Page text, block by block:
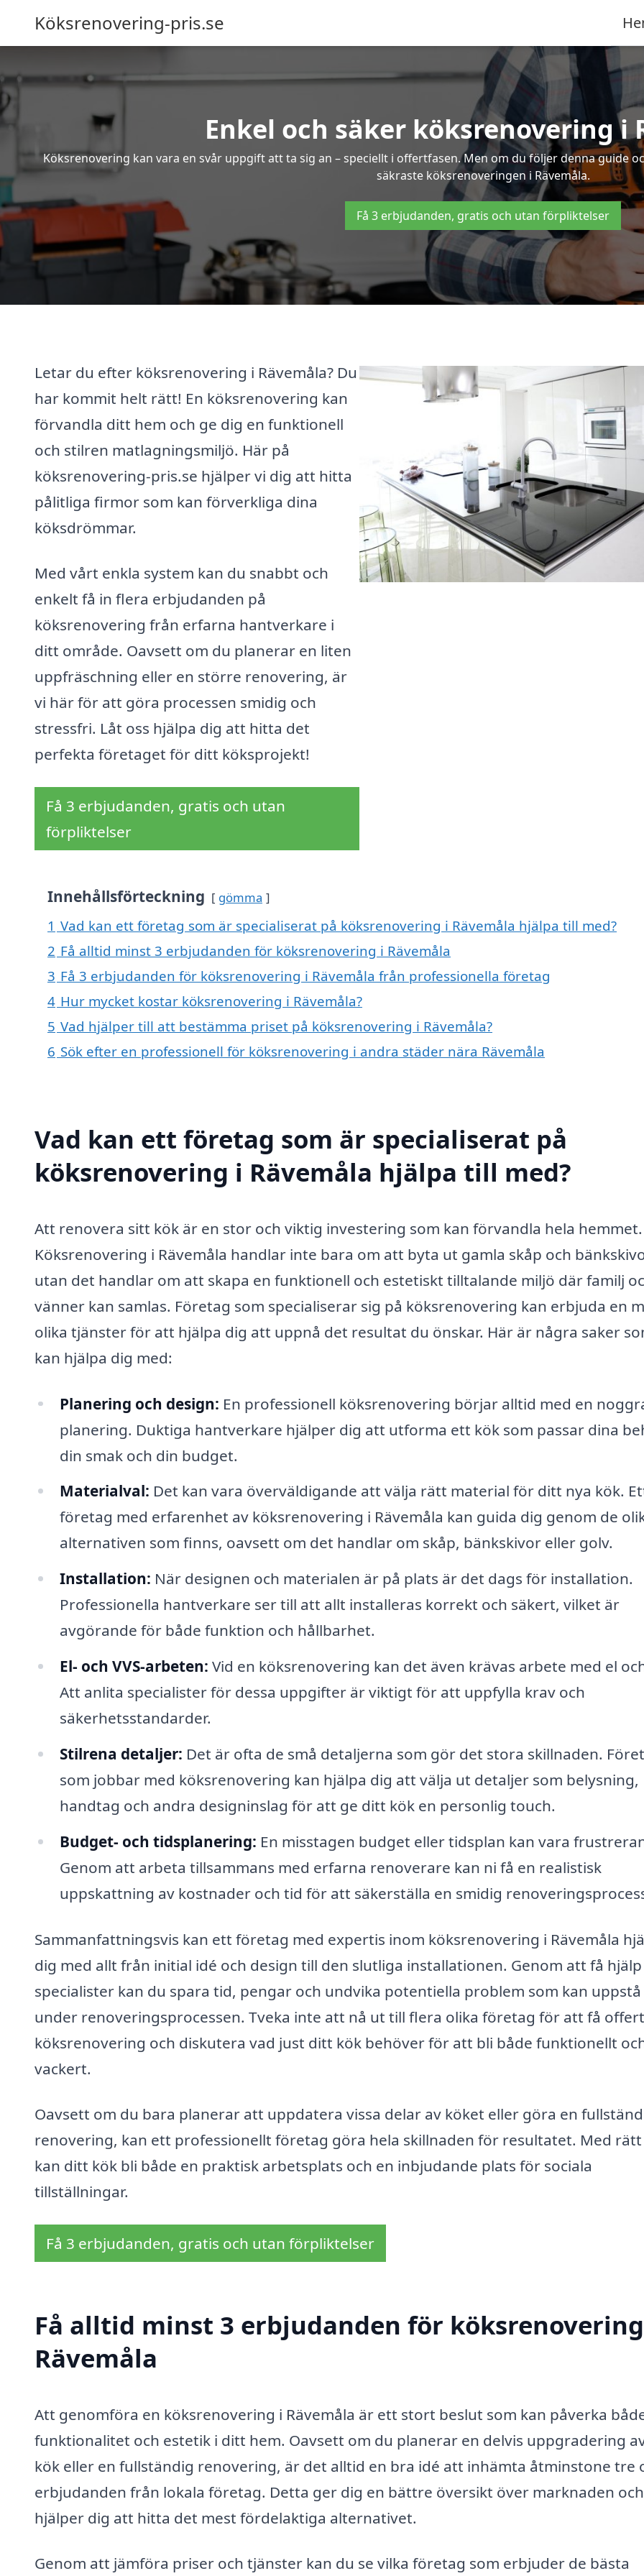
Köksrenovering-pris.se
Enkel och säker köksrenovering i
Köksrenovering kan vara en svår uppgift att ta sig an – speciellt i offertfasen. Men om du följer denna guide
säkraste köksrenoveringen i Rävemåla.
Få 3 erbjudanden, gratis och utan förpliktelser
Letar du efter köksrenovering i Rävemåla? Du
har kommit helt rätt! En köksrenovering kan
förvandla ditt hem och ge dig en funktionell
och stilren matlagningsmiljö. Här på
köksrenovering-pris.se hjälper vi dig att hitta
pålitliga firmor som kan förverkliga dina
köksdrömmar.
Med vårt enkla system kan du snabbt och
enkelt få in flera erbjudanden på
köksrenovering från erfarna hantverkare i
ditt område. Oavsett om du planerar en liten
uppfräschning eller en större renovering, är
vi här för att göra processen smidig och
stressfri. Låt oss hjälpa dig att hitta det
perfekta företaget för ditt köksprojekt!
Få 3 erbjudanden, gratis och utan
förpliktelser
Innehållsförteckning gömma
1 Vad kan ett företag som är specialiserat på köksrenovering i Rävemåla hjälpa till med?
2 Få alltid minst 3 erbjudanden för köksrenovering i Rävemåla
3 Få 3 erbjudanden för köksrenovering i Rävemåla från professionella företag
4 Hur mycket kostar köksrenovering i Rävemåla?
5 Vad hjälper till att bestämma priset på köksrenovering i Rävemåla?
6 Sök efter en professionell för köksrenovering i andra städer nära Rävemåla
Vad kan ett företag som är specialiserat på
köksrenovering i Rävemåla hjälpa till med?
Att renovera sitt kök är en stor och viktig investering som kan förvandla hela hemmet.
Köksrenovering i Rävemåla handlar inte bara om att byta ut gamla skåp och
utan det handlar om att skapa en funktionell och estetiskt tilltalande miljö där familj
vänner kan samlas. Företag som specialiserar sig på köksrenovering kan erbjuda en
olika tjänster för att hjälpa dig att uppnå det resultat du önskar. Här är några saker
kan hjälpa dig med:
Planering och design: En professionell köksrenovering börjar alltid med en
planering. Duktiga hantverkare hjälper dig att utforma ett kök som passar dina
din smak och din budget.
Materialval: Det kan vara överväldigande att välja rätt material för ditt nya kök.
företag med erfarenhet av köksrenovering i Rävemåla kan guida dig genom de
alternativen som finns, oavsett om det handlar om skåp, bänkskivor eller golv.
Installation: När designen och materialen är på plats är det dags för installation.
Professionella hantverkare ser till att allt installeras korrekt och säkert, vilket är
avgörande för både funktion och hållbarhet.
El- och VVS-arbeten: Vid en köksrenovering kan det även krävas arbete med el och
Att anlita specialister för dessa uppgifter är viktigt för att uppfylla krav och
säkerhetsstandarder.
Stilrena detaljer: Det är ofta de små detaljerna som gör det stora skillnaden.
som jobbar med köksrenovering kan hjälpa dig att välja ut detaljer som belysning,
handtag och andra designinslag för att ge ditt kök en personlig touch.
Budget- och tidsplanering: En misstagen budget eller tidsplan kan vara
Genom att arbeta tillsammans med erfarna renoverare kan ni få en realistisk
uppskattning av kostnader och tid för att säkerställa en smidig
Sammanfattningsvis kan ett företag med expertis inom köksrenovering i Rävemåla
dig med allt från initial idé och design till den slutliga installationen. Genom att få
specialister kan du spara tid, pengar och undvika potentiella problem som kan uppstå
under renoveringsprocessen. Tveka inte att nå ut till flera olika företag för att få
köksrenovering och diskutera vad just ditt kök behöver för att bli både funktionellt
vackert.
Oavsett om du bara planerar att uppdatera vissa delar av köket eller göra en
renovering, kan ett professionellt företag göra hela skillnaden för resultatet. Med
kan ditt kök bli både en praktisk arbetsplats och en inbjudande plats för sociala
tillställningar.
Få 3 erbjudanden, gratis och utan förpliktelser
Få alltid minst 3 erbjudanden för
Rävemåla
Att genomföra en köksrenovering i Rävemåla är ett stort beslut som kan påverka
funktionalitet och estetik i ditt hem. Oavsett om du planerar en delvis uppgradering
kök eller en fullständig renovering, är det alltid en bra idé att inhämta åtminstone tre
erbjudanden från lokala företag. Detta ger dig en bättre översikt över marknaden och
hjälper dig att hitta det mest fördelaktiga alternativet.
Genom att jämföra priser och tjänster kan du se vilka företag som erbjuder de bästa